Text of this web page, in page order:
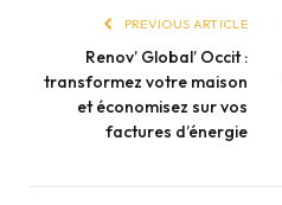
PREVIOUS ARTICLE
Renov’ Global’ Occit :
transformez votre maison
et économisez sur vos
factures d’énergie